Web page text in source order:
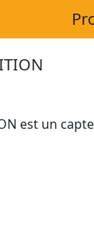
est un